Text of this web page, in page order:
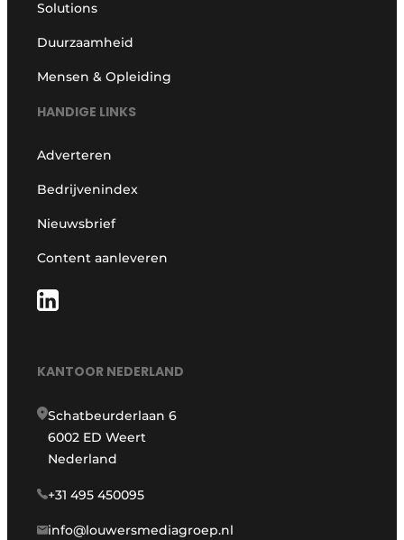
Solutions
Duurzaamheid
Mensen & Opleiding
HANDIGE LINKS
Adverteren
Bedrijvenindex
Nieuwsbrief
Content aanleveren
KANTOOR NEDERLAND
Schatbeurderlaan 6
6002 ED Weert
Nederland
+31 495 450095
info@louwersmediagroep.nl